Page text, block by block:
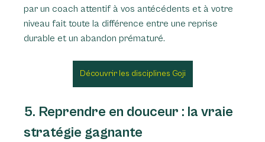
par un coach attentif à vos antécédents et à votre
niveau fait toute la différence entre une reprise
durable et un abandon prématuré.
Découvrir les disciplines Goji
5. Reprendre en douceur : la vraie
stratégie gagnante